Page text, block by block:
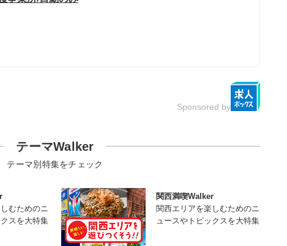
Sponsored by
テーマWalker
テーマ別特集をチェック
むためのニ
スを大特集
関西満喫Walker
関西エリアを楽しむためのニ
ュースやトピックスを大特集